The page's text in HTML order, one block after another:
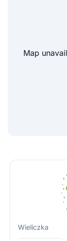
Map
Wieliczka